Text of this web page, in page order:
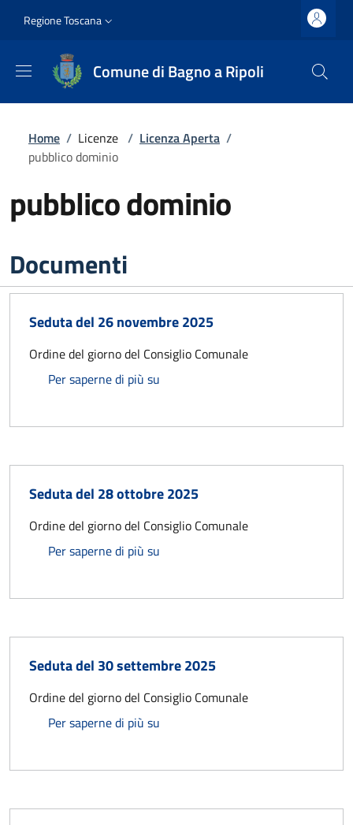
Slim top
Regione Toscana
Comune di Bagno a Ripoli
Briciole di pane
Home / Licenze / Licenza Aperta /
pubblico dominio
pubblico dominio
Documenti
Seduta del 26 novembre 2025
Ordine del giorno del Consiglio Comunale
Per saperne di più su
Seduta del 28 ottobre 2025
Ordine del giorno del Consiglio Comunale
Per saperne di più su
Seduta del 30 settembre 2025
Ordine del giorno del Consiglio Comunale
Per saperne di più su